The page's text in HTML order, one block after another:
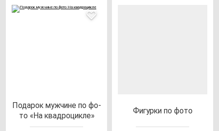
Пода­рок муж­чи­не по фо­
то «На квад­ро­цик­ле»
Фигур­ки по фо­то